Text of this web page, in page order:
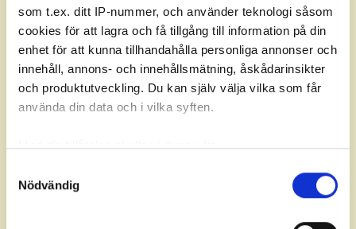
som t.ex. ditt IP-nummer, och använder teknologi såsom
cookies för att lagra och få tillgång till information på din
enhet för att kunna tillhandahålla personliga annonser och
innehåll, annons- och innehållsmätning, åskådarinsikter
och produktutveckling. Du kan själv välja vilka som får
använda din data och i vilka syften.
Med din tillåtelse skulle vi även vilja:
kan ha en noggrannhet på upp till flera meter
Nödvändig
Just nu finns inga starttider.